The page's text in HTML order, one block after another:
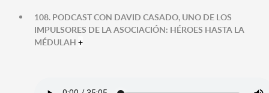
108. PODCAST CON DAVID CASADO, UNO DE LOS
IMPULSORES DE LA ASOCIACIÓN: HÉROES HASTA LA
MÉDULAH +